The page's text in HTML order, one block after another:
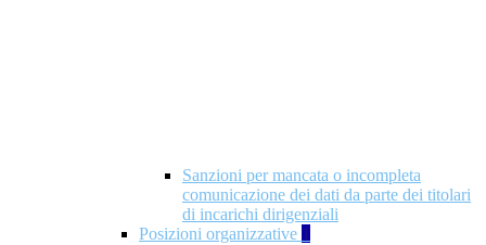
Sanzioni per mancata o incompleta
comunicazione dei dati da parte dei titolari
di incarichi dirigenziali
Posizioni organizzative 1